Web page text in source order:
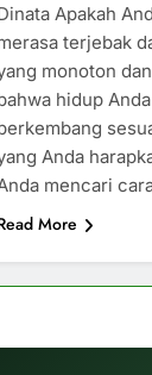
Apakah
terjebak
monoton
hidup
Anda
mencari
More